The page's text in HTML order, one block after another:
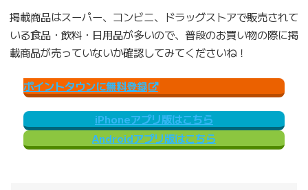
掲載商品はスーパー、コンビニ、ドラッグストアで販売されて
いる食品・飲料・日用品が多いので、普段のお買い物の際に掲
載商品が売っていないか確認してみてくださいね！
ポイントタウンに無料登録
iPhoneアプリ版はこちら
Androidアプリ版はこちら